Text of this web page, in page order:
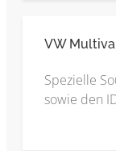
VW
Spezielle
sowie den